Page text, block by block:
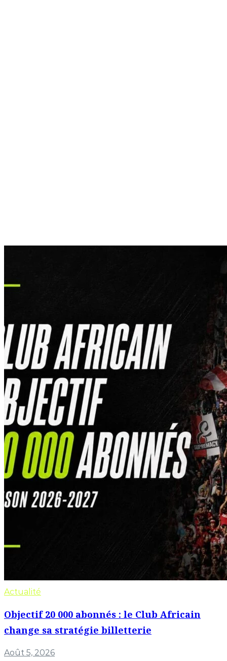
Actualité
Objectif 20 000 abonnés : le Club Africain
change sa stratégie billetterie
Août 5, 2026